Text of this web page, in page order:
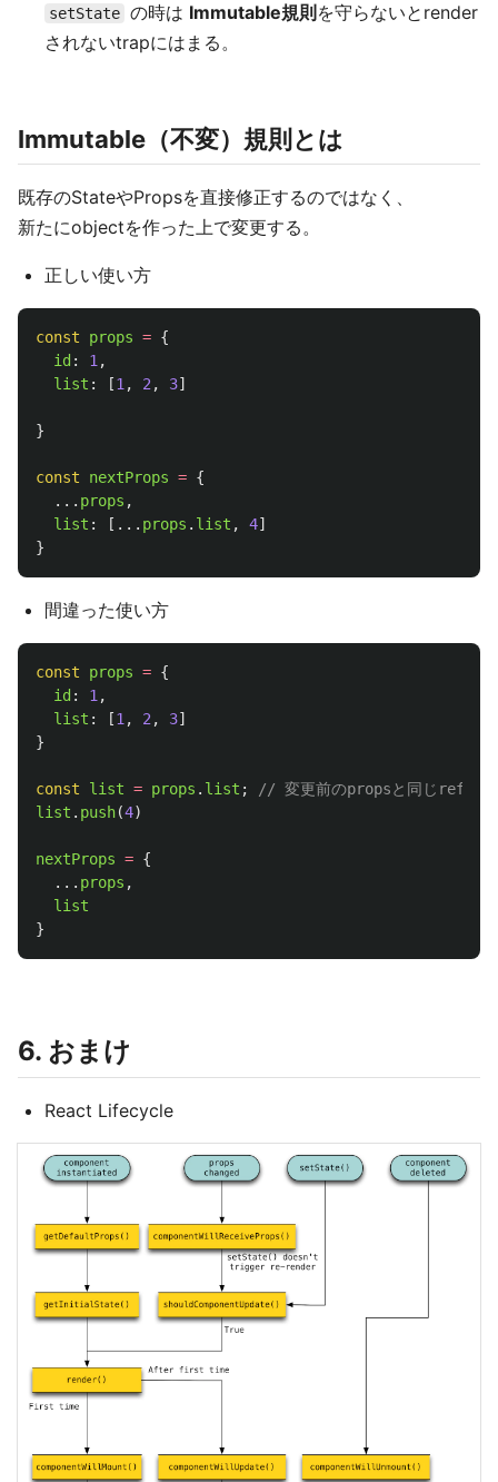
setState の時は Immutable規則を守らないとrender
されないtrapにはまる。
Immutable（不変）規則とは
既存のStateやPropsを直接修正するのではなく、
新たにobjectを作った上で変更する。
正しい使い方
const props = {
id : 1 ,
list : [1 , 2 , 3]
}
const nextProps = {
... props ,
list : [... props . list , 4]
}
間違った使い方
const props = {
id : 1 ,
list : [1 , 2 , 3]
}
const list = props . list ;
// 変更前のpropsと同じ
list . push(4)
nextProps = {
... props ,
list
}
6. おまけ
React Lifecycle